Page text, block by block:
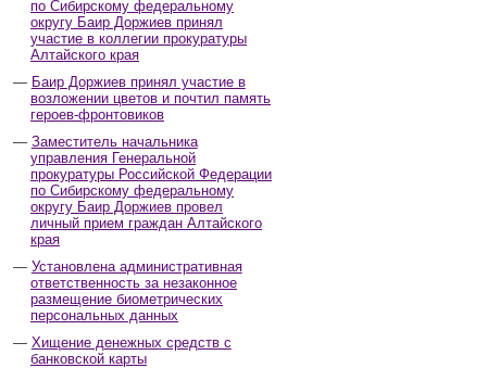
по Сибирскому федеральному
округу Баир Доржиев принял
участие в коллегии прокуратуры
Алтайского края
Баир Доржиев принял участие в
возложении цветов и почтил память
героев-фронтовиков
Заместитель начальника
управления Генеральной
прокуратуры Российской Федерации
по Сибирскому федеральному
округу Баир Доржиев провел
личный прием граждан Алтайского
края
Установлена административная
ответственность за незаконное
размещение биометрических
персональных данных
Хищение денежных средств с
банковской карты